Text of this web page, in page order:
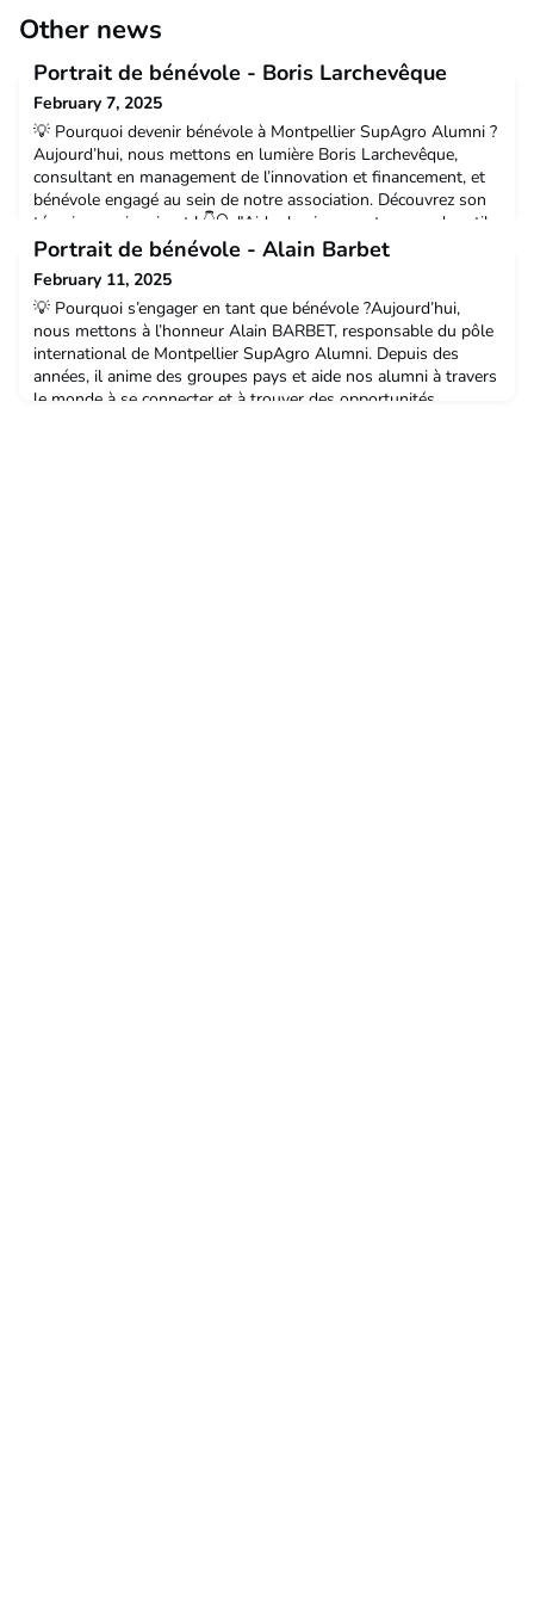
Other news
Portrait de bénévole - Boris Larchevêque
February 7, 2025
💡 Pourquoi devenir bénévole à Montpellier SupAgro Alumni ?
Aujourd’hui, nous mettons en lumière Boris Larchevêque,
consultant en management de l’innovation et financement, et
bénévole engagé au sein de notre association. Découvrez son
témoignage inspirant ! 👇🔍 "Aider les jeunes et me rendre utile,
c'est ce qui me motive au quotidien."👉 Boris, peux-tu te
présenter en quelques mots ?Je suis consu
Portrait de bénévole - Alain Barbet
February 11, 2025
💡 Pourquoi s’engager en tant que bénévole ?Aujourd’hui,
nous mettons à l’honneur Alain BARBET, responsable du pôle
international de Montpellier SupAgro Alumni. Depuis des
années, il anime des groupes pays et aide nos alumni à travers
le monde à se connecter et à trouver des opportunités.